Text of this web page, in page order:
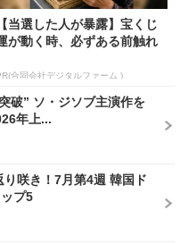
【当選した人が暴露】宝くじ
が動く時、必ずある前触れ
合同会社デジタルファーム )
破” ソ・ジソブ主演作を
年上...
り咲き！7月第4週 韓国ド
プ5